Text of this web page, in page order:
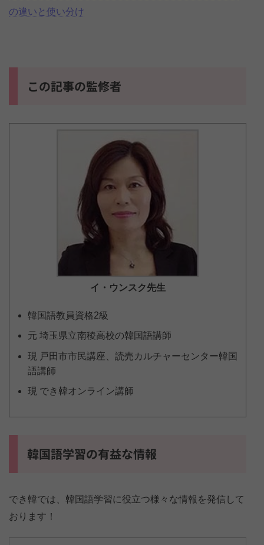
の違いと使い分け
この記事の監修者
イ・ウンスク先生
韓国語教員資格2級
元 埼玉県立南稜高校の韓国語講師
現 戸田市市民講座、読売カルチャーセンター韓国
語講師
現 でき韓オンライン講師
韓国語学習の有益な情報
でき韓では、韓国語学習に役立つ様々な情報を発信して
おります！